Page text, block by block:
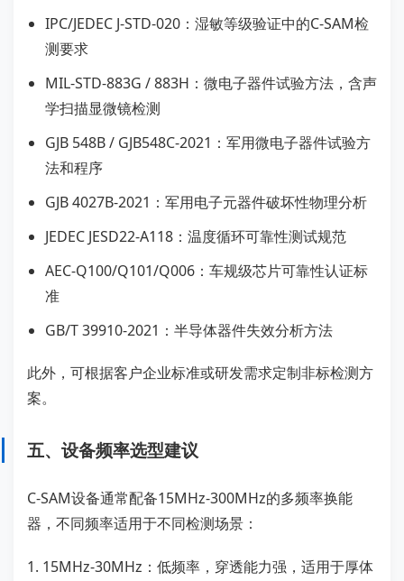
IPC/JEDEC J-STD-020：湿敏等级验证中的C-SAM检
测要求
MIL-STD-883G / 883H：微电子器件试验方法，含声
学扫描显微镜检测
GJB 548B / GJB548C-2021：军用微电子器件试验方
法和程序
GJB 4027B-2021：军用电子元器件破坏性物理分析
JEDEC JESD22-A118：温度循环可靠性测试规范
AEC-Q100/Q101/Q006：车规级芯片可靠性认证标
准
GB/T 39910-2021：半导体器件失效分析方法
此外，可根据客户企业标准或研发需求定制非标检测方
案。
五、设备频率选型建议
C-SAM设备通常配备15MHz-300MHz的多频率换能
器，不同频率适用于不同检测场景：
1. 15MHz-30MHz：低频率，穿透能力强，适用于厚体